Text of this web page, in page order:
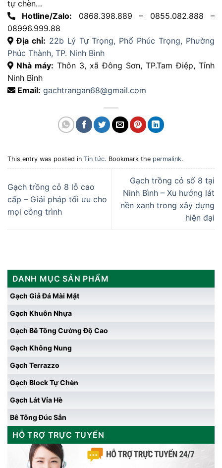
tự chèn…
Hotline/Zalo: 0868.398.889 – 0855.082.888 –
08996.999.88
Địa chỉ: 22b Lý Tự Trọng, Phố Phúc Trọng, Phường
Phúc Thành, TP. Ninh Bình
Nhà máy: Thôn 3, xã Đông Sơn, TP.Tam Điệp, Tỉnh
Ninh Bình
Email: gachtrangan68@gmail.com
This entry was posted in Tin tức. Bookmark the permalink.
Gạch trồng cỏ 8 lỗ cao
cấp – Giải pháp tối ưu cho
mọi công trình
Gạch trồng cỏ số 8 tại
Ninh Bình – Xu hướng lát
nền xanh trong xây dựng
hiện đại
DANH MỤC SẢN PHẨM
Gạch Giả Đá Mài Mặt
Gạch Khuôn Nhựa
Gạch Bê Tông Cường Độ Cao
Gạch Không Nung
Gạch Terrazzo
Gạch Block Tự Chèn
Gạch Lát Vỉa Hè
Bê Tông Đúc Sẳn
HỖ TRỢ TRỰC TUYẾN